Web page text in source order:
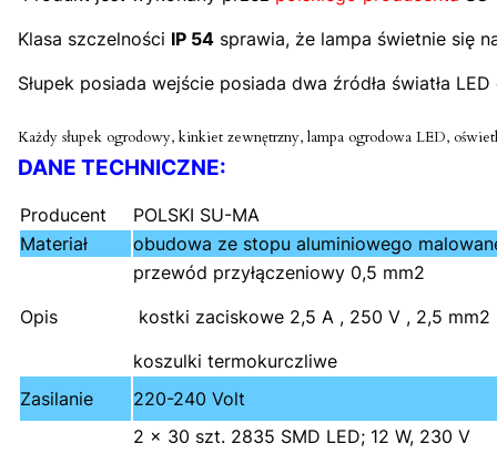
Klasa szczelności IP 54 sprawia, że lampa świetnie się
Słupek posiada wejście posiada dwa źródła światła
Każdy słupek ogrodowy, kinkiet zewnętrzny, lampa ogrodowa LED,
DANE TECHNICZNE:
Producent
POLSKI SU-MA
Materiał
obudowa ze stopu aluminiowego
Opis
przewód przyłączeniowy 0,5 mm2
kostki zaciskowe 2,5 A , 250 V , 2,5 mm2
koszulki termokurczliwe
Zasilanie
220-240 Volt
2 x 30 szt. 2835 SMD LED; 12 W, 230 V